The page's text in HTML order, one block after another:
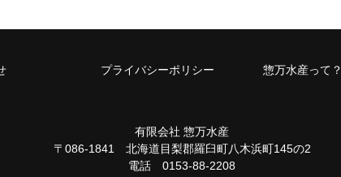
プライバシーポリシー 惣万水産って？
有限会社 惣万水産
〒086-1841 北海道目梨郡羅臼町八木浜町145の2
電話 0153-88-2208